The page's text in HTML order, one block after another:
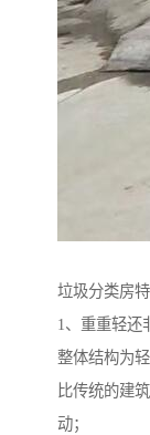
垃圾分类房特
1、重重轻还
整体结构为
比传统的建
动；